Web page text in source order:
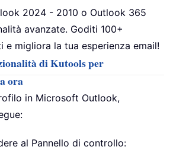
2024 - 2010 o Outlook 365
avanzate. Goditi 100+
e migliora la tua esperienza email!
di Kutools per
ora
in Microsoft Outlook,
al Pannello di controllo: